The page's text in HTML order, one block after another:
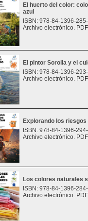
El huerto del color:
azul
ISBN: 978-84-1396-
Archivo electrónico.
El pintor Sorolla y el
ISBN: 978-84-1396-
Archivo electrónico.
Explorando los
ISBN: 978-84-1396-
Archivo electrónico.
Los colores naturales
ISBN: 978-84-1396-
Archivo electrónico.